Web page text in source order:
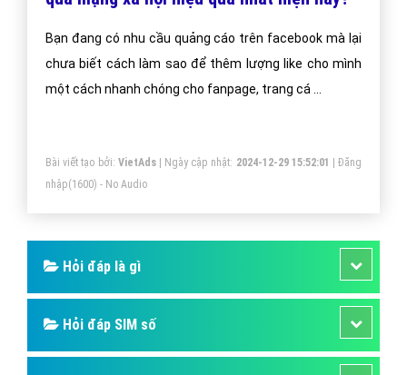
Bạn đang có nhu cầu quảng cáo trên facebook mà lại
chưa biết cách làm sao để thêm lượng like cho mình
một cách nhanh chóng cho fanpage, trang cá …
Bài viết tạo bởi: VietAds| Ngày cập nhật: 2024-12-29 15:52:01 |Đăng
nhập(1600) - No Audio
Hỏi đáp là gì
Hỏi đáp SIM số